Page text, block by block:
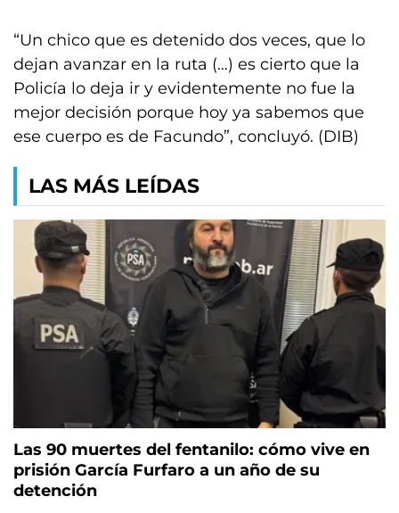
“Un chico que es detenido dos veces, que lo
dejan avanzar en la ruta (…) es cierto que la
Policía lo deja ir y evidentemente no fue la
mejor decisión porque hoy ya sabemos que
ese cuerpo es de Facundo”, concluyó. (DIB)
LAS MÁS LEÍDAS
Las 90 muertes del fentanilo: cómo vive en
prisión García Furfaro a un año de su
detención